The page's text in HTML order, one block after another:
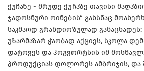
ქუჩაზე - მრუდე ქუჩაზე თავისი
ჯადოსნური ოინების“ გახსნაც
საკმაოდ გრანდიოზულად
უზარმაზარ ჭაობად აქციეს, სკოლა
დატოვეს და ჰოგვორტსის იმ
პროდუქციას დოლორეს ამბრიჯის, და